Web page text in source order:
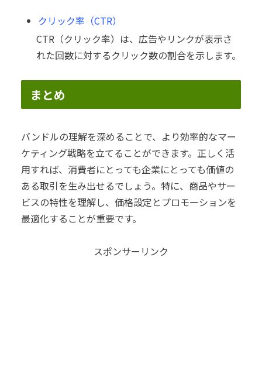
クリック率（CTR）
CTR（クリック率）は、広告やリンクが表示さ
れた回数に対するクリック数の割合を示します。
まとめ
バンドルの理解を深めることで、より効率的なマー
ケティング戦略を立てることができます。正しく活
用すれば、消費者にとっても企業にとっても価値の
ある取引を生み出せるでしょう。特に、商品やサー
ビスの特性を理解し、価格設定とプロモーションを
最適化することが重要です。
スポンサーリンク